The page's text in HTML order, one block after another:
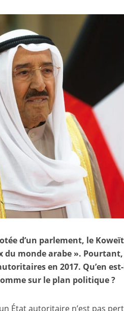
d’un parlement, le
du monde arabe ».
en 2017. Qu’en est-
sur le plan politique ?
État autoritaire n’est pas